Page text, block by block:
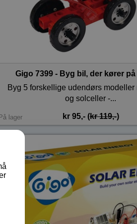
Gigo 7399 - Byg bil, der kører
Byg 5 forskellige udendørs modeller
og solceller -...
lager kr 95,- (kr 119,-)